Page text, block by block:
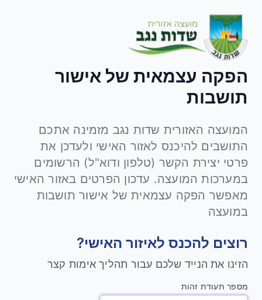
הפקה עצמאית של אישור
תושבות
המועצה האזורית שדות נגב מזמינה אתכם
התושבים להיכנס לאזור האישי ולעדכן את
פרטי יצירת הקשר (טלפון ודוא"ל) הרשומים
במערכות המועצה. עדכון הפרטים באזור האישי
מאפשר הפקה עצמאית של אישור תושבות
במועצה
רוצים להכנס לאיזור האישי?
הזינו את הנייד שלכם עבור תהליך אימות קצר
מספר תעודת זהות